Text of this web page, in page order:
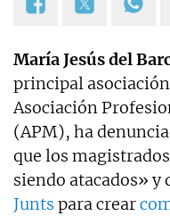
María Jesús del
principal
Asociación
(APM), ha
que los
siendo atacados» y
Junts para crear